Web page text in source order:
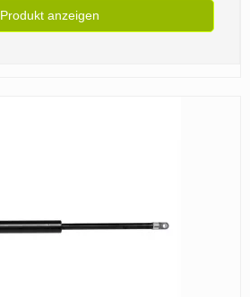
Produkt anzeigen